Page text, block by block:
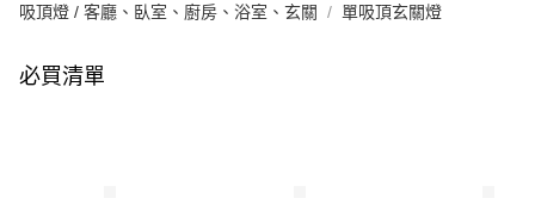
吸頂燈 / 客廳、臥室、廚房、浴室、玄關 單吸頂玄關燈
必買清單